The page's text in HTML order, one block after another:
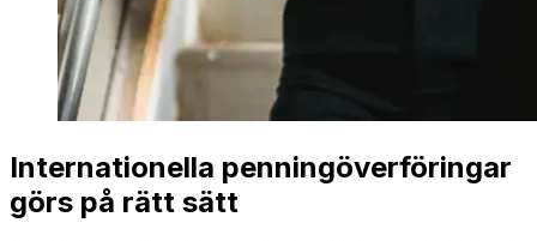
Internationella penningöverföringar
görs på rätt sätt